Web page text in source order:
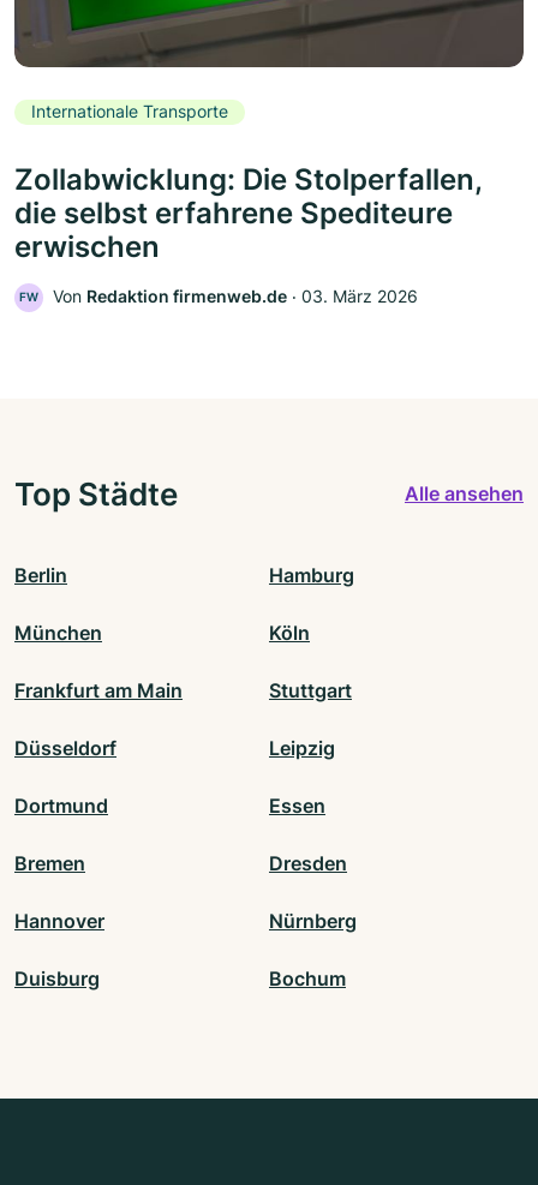
Internationale Transporte
Zollabwicklung: Die Stolperfallen,
die selbst erfahrene Spediteure
erwischen
FW Von Redaktion firmenweb.de ‧ 03. März 2026
Top Städte Alle ansehen
Berlin Hamburg
München Köln
Frankfurt am Main Stuttgart
Düsseldorf Leipzig
Dortmund Essen
Bremen Dresden
Hannover Nürnberg
Duisburg Bochum